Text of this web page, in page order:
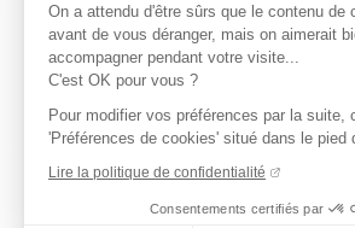
On a attendu d'être sûrs que le contenu de
avant de vous déranger, mais on aimerait
accompagner pendant votre visite...
C'est OK pour vous ?
Pour modifier vos préférences par la suite,
'Préférences de cookies' situé dans le pied
Lire la politique de confidentialité
Consentements certifiés par